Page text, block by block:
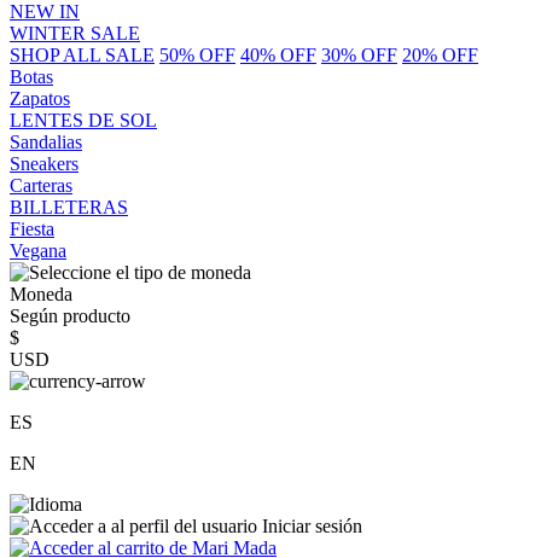
NEW IN
WINTER SALE
SHOP ALL SALE 50% OFF 40% OFF 30% OFF 20% OFF
Botas
Zapatos
LENTES DE SOL
Sandalias
Sneakers
Carteras
BILLETERAS
Fiesta
Vegana
Moneda
Según producto
$
USD
ES
EN
Iniciar sesión